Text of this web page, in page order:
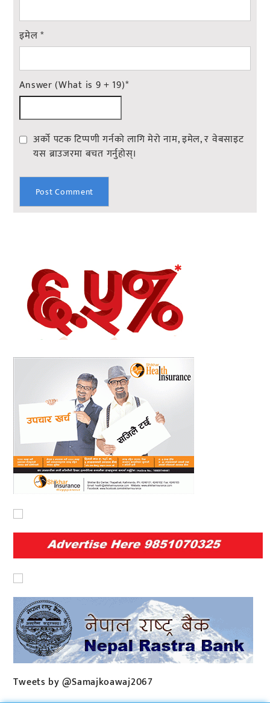
इमेल*
Answer (What is 9 + 19)*
अर्को पटक टिप्पणी गर्नको लागि मेरो नाम, इमेल, र वेबसाइट
यस ब्राउजरमा बचत गर्नुहोस्।
Tweets by @Samajkoawaj2067